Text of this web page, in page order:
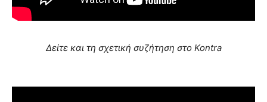
Δείτε και τη σχετική συζήτηση στο Kontra